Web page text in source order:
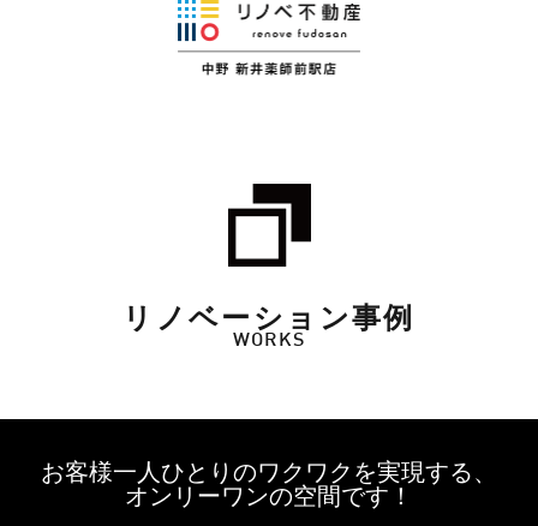
リノベーション事例
WORKS
お客様一人ひとりのワクワクを実現する、
オンリーワンの空間です！